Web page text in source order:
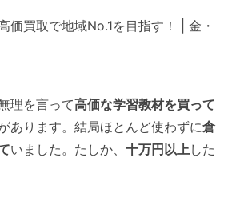
理を言って高価な学習教材を買って
あります。結局ほとんど使わずに倉
いました。たしか、 十万円以上した